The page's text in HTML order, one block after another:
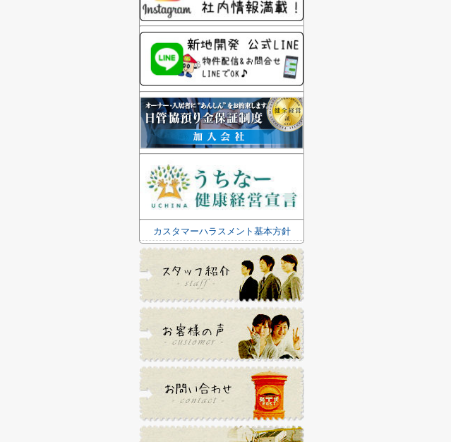
カスタマーハラスメント基本方針